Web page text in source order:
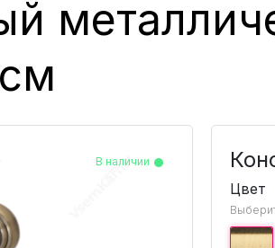
В наличии
В наличии
В наличии
В наличии
В наличии
В наличии
В наличии
В наличии
В наличии
Цвет